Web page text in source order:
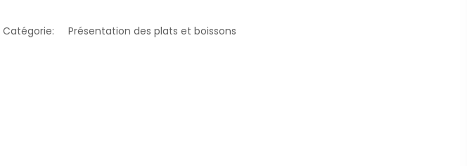
Catégorie: Présentation des plats et boissons